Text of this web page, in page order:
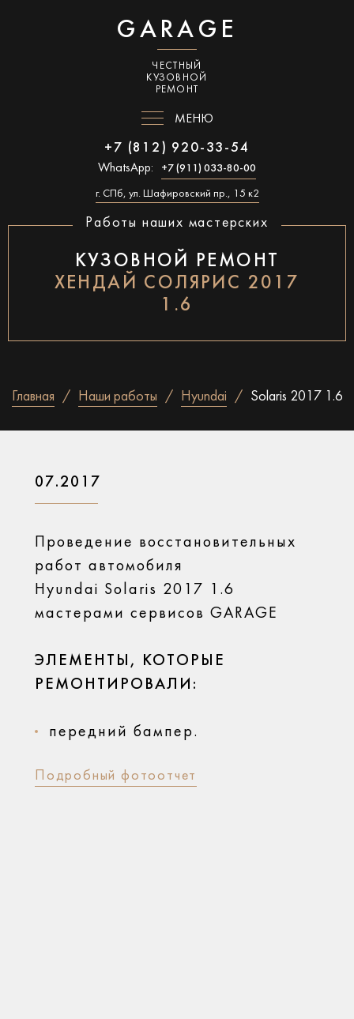
GARAGE
ЧЕСТНЫЙ
КУЗОВНОЙ
РЕМОНТ
МЕНЮ
+7 (812) 920-33-54
WhatsApp: +7 (911) 033-80-00
г. СПб, ул. Шафировский пр., 15 к2
Работы наших мастерских
КУЗОВНОЙ РЕМОНТ
ХЕНДАЙ СОЛЯРИС 2017
1.6
Главная Наши работы Hyundai Solaris 2017 1.6
07.2017
Проведение восстановительных
работ автомобиля
Hyundai Solaris 2017 1.6
мастерами сервисов GARAGE
ЭЛЕМЕНТЫ, КОТОРЫЕ
РЕМОНТИРОВАЛИ:
передний бампер.
Подробный фотоотчет